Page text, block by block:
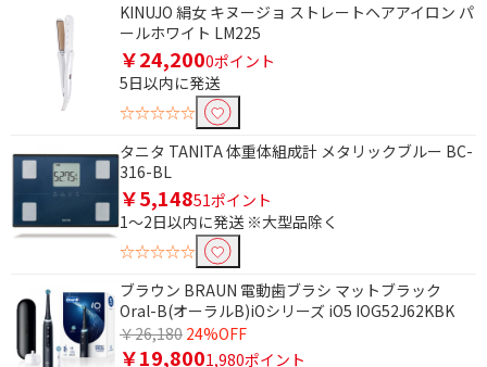
KINUJO 絹女 キヌージョ ストレートヘアアイロン パ
ールホワイト LM225
￥24,2000ポイント
5日以内に発送
☆☆☆☆☆
タニタ TANITA 体重体組成計 メタリックブルー BC-
316-BL
￥5,14851ポイント
1～2日以内に発送 ※大型品除く
☆☆☆☆☆
ブラウン BRAUN 電動歯ブラシ マットブラック
Oral-B(オーラルB)iOシリーズ iO5 IOG52J62KBK
￥26,180 24%OFF
￥19,8001,980ポイント
条件で絞り込む
フリーワードで絞り込む
除外する
除外する にチェックを入れると、指定したワード
を除外して検索します。
価格で絞り込む